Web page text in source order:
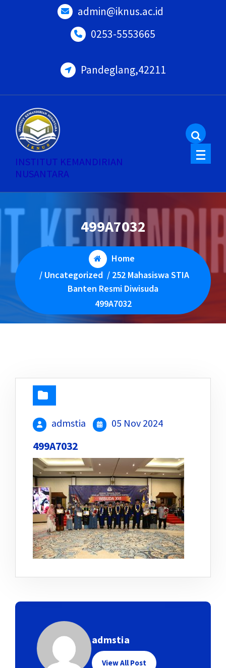
admin@iknus.ac.id
0253-5553665
Pandeglang,42211
INSTITUT KEMANDIRIAN
NUSANTARA
499A7032
Home
/ Uncategorized/ 252 Mahasiswa STIA
Banten Resmi Diwisuda
499A7032
admstia 05 Nov 2024
499A7032
admstia
View All Post